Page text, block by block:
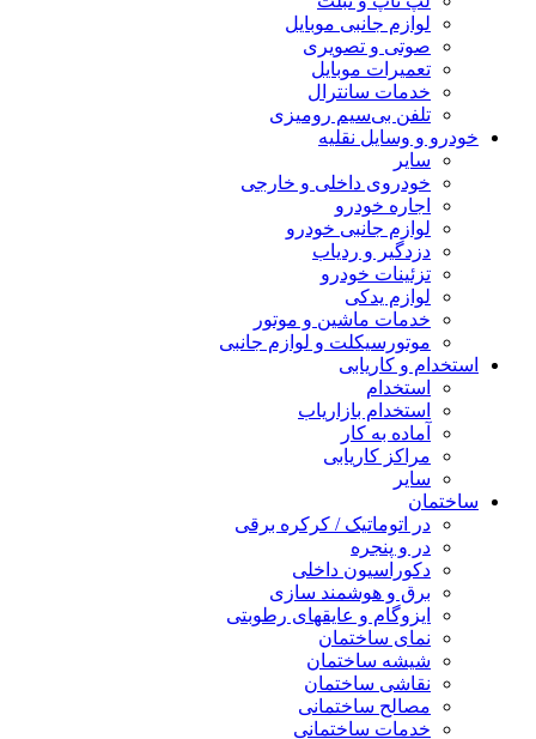
لوازم جانبی موبایل
صوتی و تصویری
تعمیرات موبایل
خدمات سانترال
تلفن بی‌سیم رومیزی
خودرو و وسایل نقلیه
سایر
خودروی داخلی و خارجی
اجاره خودرو
لوازم جانبی خودرو
دزدگیر و ردیاب
تزئینات خودرو
لوازم یدکی
خدمات ماشین و موتور
موتورسیکلت و لوازم جانبی
استخدام و کاریابی
استخدام
استخدام بازاریاب
آماده به کار
مراکز کاریابی
سایر
ساختمان
در اتوماتیک / کرکره برقی
در و پنجره
دکوراسیون داخلی
برق و هوشمند سازی
ایزوگام و عایقهای رطوبتی
نمای ساختمان
شیشه ساختمان
نقاشی ساختمان
مصالح ساختمانی
خدمات ساختمانی